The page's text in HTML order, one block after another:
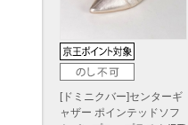
[ドミニクバー]センターギ
ャザー ポインテッドソフ